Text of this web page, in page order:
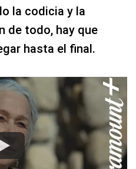
la codicia y la
de todo, hay que
hasta el final.